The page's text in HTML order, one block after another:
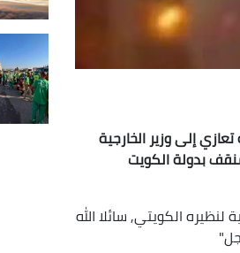
إلى وزير الخارجية
بدولة الكويت
الكويتي, سائلا الله